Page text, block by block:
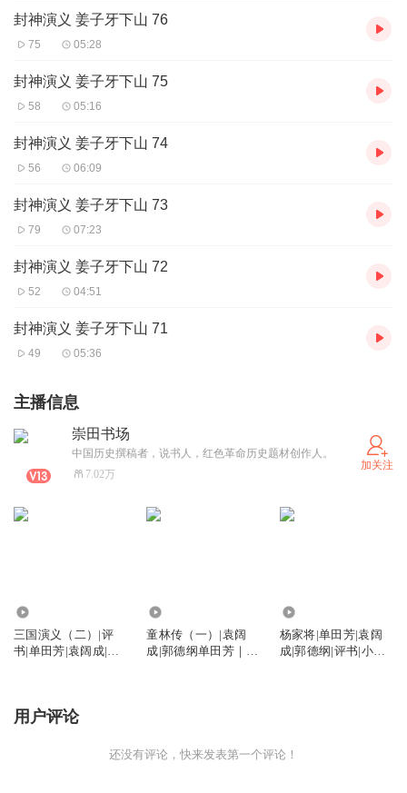
封神演义 姜子牙下山 76
75 05:28
封神演义 姜子牙下山 75
58 05:16
封神演义 姜子牙下山 74
56 06:09
封神演义 姜子牙下山 73
79 07:23
封神演义 姜子牙下山 72
52 04:51
封神演义 姜子牙下山 71
49 05:36
主播信息
崇田书场
中国历史撰稿者，说书人，红色革命历史题材创作人。
7.02万
加关注
三国演义（二）|评
书|单田芳|袁阔成|郭
童林传（一）|袁阔
成|郭德纲单田芳｜雍
杨家将|单田芳|袁阔
成|郭德纲|评书|小说|
用户评论
还没有评论，快来发表第一个评论！